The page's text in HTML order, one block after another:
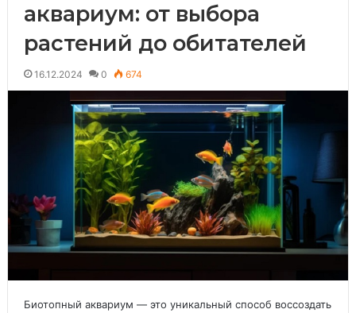
аквариум: от выбора
растений до обитателей
16.12.2024 0 674
Биотопный аквариум — это уникальный способ воссоздать